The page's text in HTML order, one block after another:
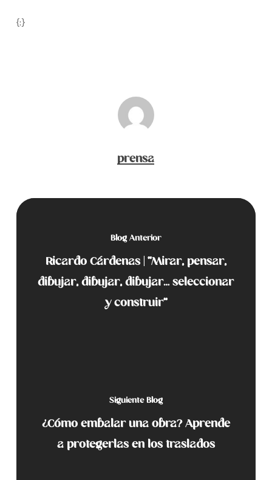
{:}
prensa
Blog Anterior
Ricardo Cárdenas | “Mirar, pensar,
dibujar, dibujar, dibujar… seleccionar
y construir”
Siguiente Blog
¿Cómo embalar una obra? Aprende
a protegerlas en los traslados